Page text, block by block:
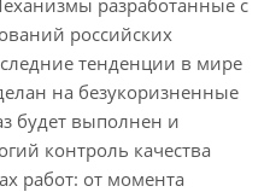
разработанные с
российских
тенденции в мире
на безукоризненные
будет выполнен и
контроль качества
работ: от момента